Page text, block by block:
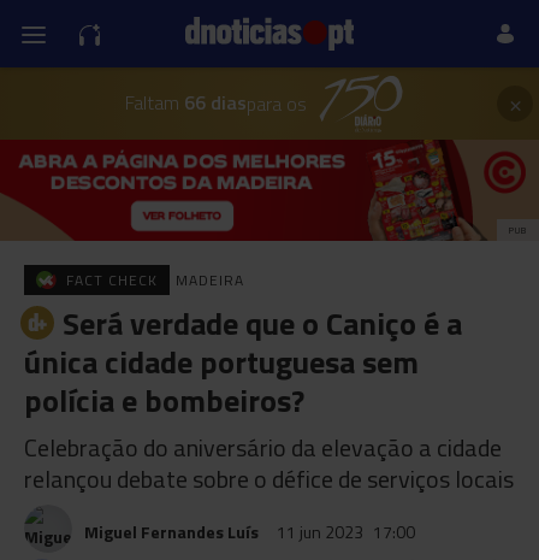
Faltam 66 diaspara os ×
PUB
FACT CHECK MADEIRA
Será verdade que o Caniço é a
única cidade portuguesa sem
polícia e bombeiros?
Celebração do aniversário da elevação a cidade
relançou debate sobre o défice de serviços locais
Miguel Fernandes Luís 11 jun 2023 17:00